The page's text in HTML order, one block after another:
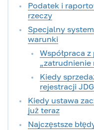
Podatek i
rzeczy
Specjalny
warunki
Współpraca
„zatrudnienie
Kiedy
rejestracji JDG
Kiedy ustawa
już teraz
Najczęstsze